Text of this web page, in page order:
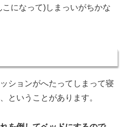
になって)しまっいがちかな
ションがへたってしまって寝
ということがあります。